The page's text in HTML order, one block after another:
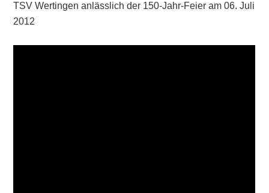
TSV Wertingen anlässlich der 150-Jahr-Feier am 06. Juli
2012